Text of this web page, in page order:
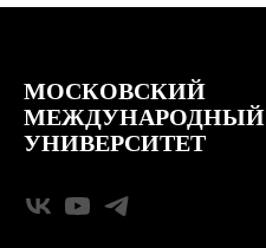
МОСКОВСКИЙ
МЕЖДУНАРОДНЫЙ
УНИВЕРСИТЕТ